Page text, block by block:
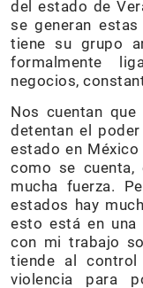
del estado de
se generan
tiene su grupo
formalmente
negocios,
Nos cuentan
detentan el
estado en
como se
mucha fuerza.
estados hay
esto está en
con mi trabajo
tiende al
violencia para